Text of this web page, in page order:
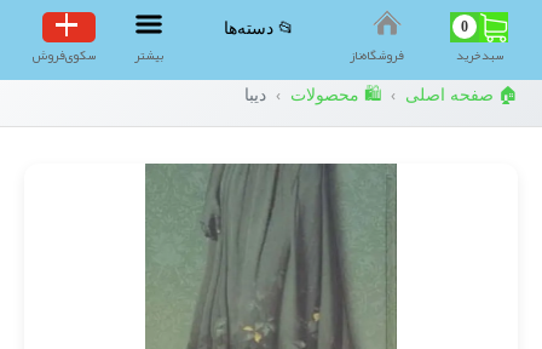
0
سبد‌خرید فروشگاه‌ناز
📂 دسته‌ها
بیشتر سکوی‌فروش
🏠 صفحه اصلی › 🛍️ محصولات › دیبا